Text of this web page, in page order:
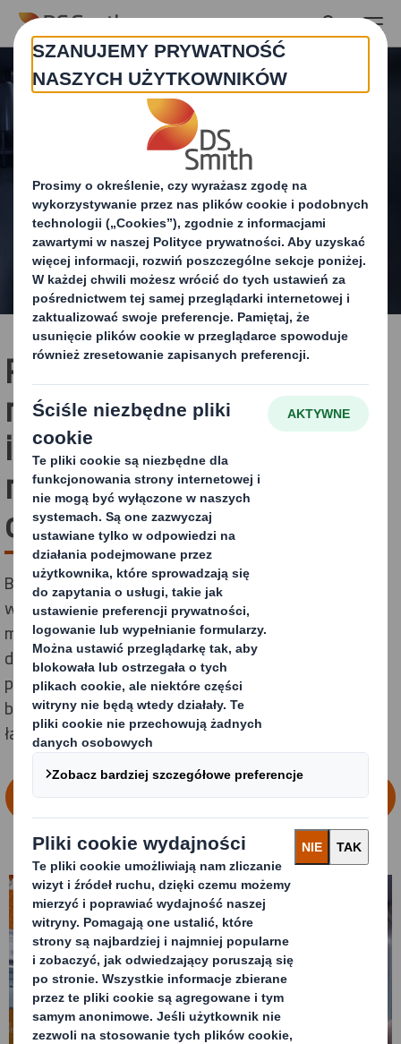
Skip to main content
Rozwijaj biznes w branży
mleczarskiej dzięki
innowacyjnym
rozwiązaniom
opakowaniowym
Branża mleczarska to dynamiczne środowisko pełne
wyzwań, ukrytych ryzyk i niewykorzystanych
możliwości. Nasze rozwiązania opakowaniowe,
dostosowane do gospodarki obiegu zamkniętego,
pomagają sprostać najważniejszym wyzwaniom
branży oraz budować wartość na każdym etapie
łańcucha dostaw.
SKONTAKTUJ SIĘ Z NASZYMI EKSPERTAMI